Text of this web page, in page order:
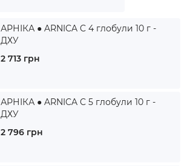
АРНІКА ● ARNICA C 4 глобули 10 г -
ДХУ
2 713 грн
АРНІКА ● ARNICA C 5 глобули 10 г -
ДХУ
2 796 грн